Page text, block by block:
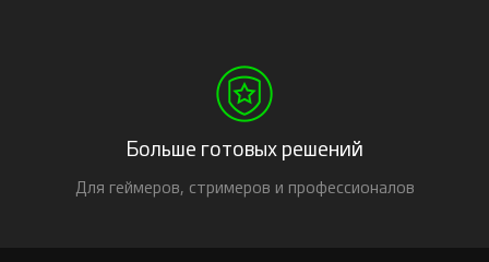
Больше готовых решений
Для геймеров, стримеров и профессионалов